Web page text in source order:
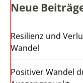
Neue
Resilienz und
Wandel
Positiver Wandel